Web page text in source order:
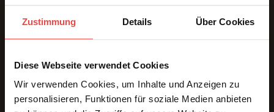
Zustimmung Details Über Cookies
Diese Webseite verwendet Cookies
Wir verwenden Cookies, um Inhalte und Anzeigen zu
personalisieren, Funktionen für soziale Medien anbieten
Konferenzdolmetschen | Präsenz · Online · Hybrid